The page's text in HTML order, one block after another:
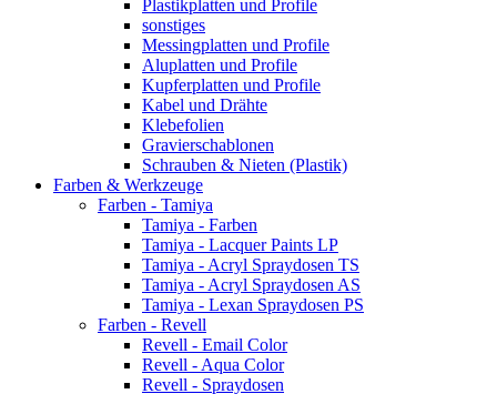
Plastikplatten und Profile
sonstiges
Messingplatten und Profile
Aluplatten und Profile
Kupferplatten und Profile
Kabel und Drähte
Klebefolien
Gravierschablonen
Schrauben & Nieten (Plastik)
Farben & Werkzeuge
Farben - Tamiya
Tamiya - Farben
Tamiya - Lacquer Paints LP
Tamiya - Acryl Spraydosen TS
Tamiya - Acryl Spraydosen AS
Tamiya - Lexan Spraydosen PS
Farben - Revell
Revell - Email Color
Revell - Aqua Color
Revell - Spraydosen